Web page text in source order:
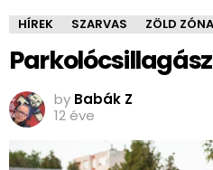
HÍREK SZARVAS ZÖLD ZÓNA
by Babák Z
12 éve